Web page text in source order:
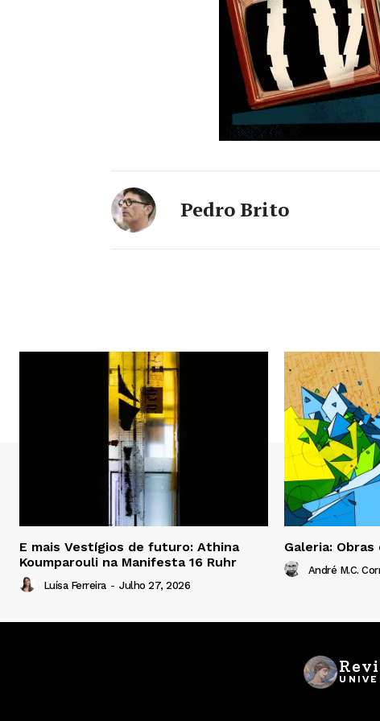
Pedro Brito
E mais Vestígios de futuro: Athina
Koumparouli na Manifesta 16 Ruhr
Luísa Ferreira - Julho 27, 2026
Galeria: Obras
André M.C.